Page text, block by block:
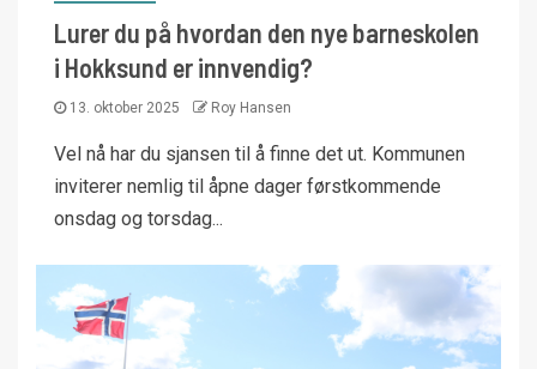
Lurer du på hvordan den nye barneskolen
i Hokksund er innvendig?
13. oktober 2025 Roy Hansen
Vel nå har du sjansen til å finne det ut. Kommunen
inviterer nemlig til åpne dager førstkommende
onsdag og torsdag...